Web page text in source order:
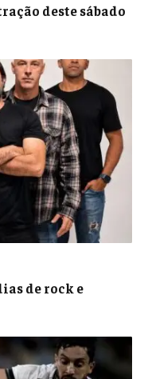
deste sábado
de rock e